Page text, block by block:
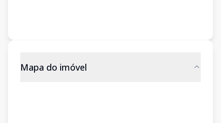
Mapa do imóvel